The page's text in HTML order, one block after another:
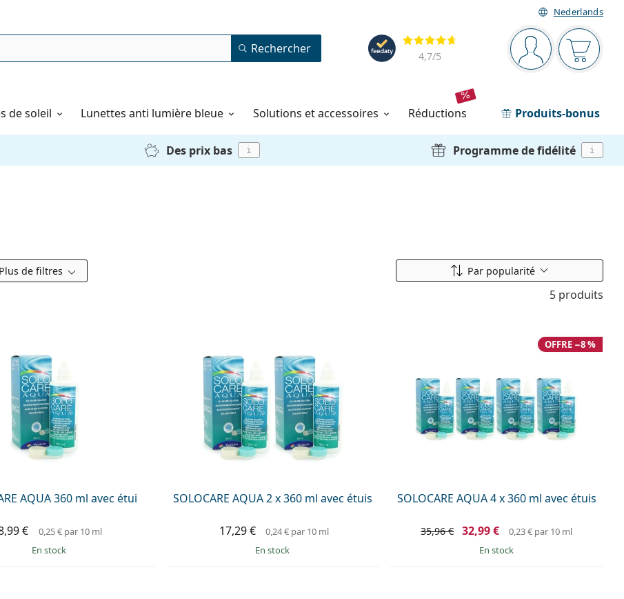
Nederlands
Barre de navigation
Vous êtesVotre
Évaluation
4,7/5
Rechercher
de soleil Lunettes anti lumière bleue Solutions et accessoires réductions Produits-bonus
Des prix bas i Programme de fidélité i
Plus de filtres Classer par
Par popularité
5 produits
AQUA 360 ml avec étui
€ 0,25 €par 10 ml
en stock
SOLOCARE AQUA 2 x 360 ml avec étuis
17,29 € 0,24 € par 10 ml
en stock
SOLOCARE AQUA 4 x 360 ml avec étuis
OFFRE −8 %
35,96 € 32,99 € 0,23 € par 10 ml
en stock